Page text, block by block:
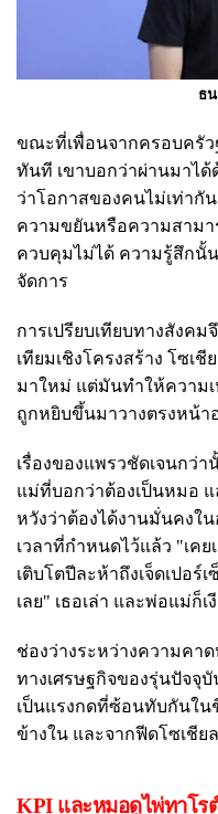
ธ
ขณะที่เพื่อนจากครอบครั
ทันที เขาบอกว่าผ่านมาไ
ว่าโอกาสของคนไม่เท่ากั
ความขยันหรือความสามา
ควบคุมไม่ได้ ความรู้สึกนั้
จัดการ
การเปรียบเทียบทางสังคม
เทียมเชิงโครงสร้าง โซเ
มาใหม่ แต่มันทำให้ความ
ถูกหยิบขึ้นมาวางตรงหน้า
เรื่องของแพรวชัดเจนกว่
แม่ที่บอกว่าต้องเป็นหมอ
หวังว่าต้องได้งานมั่นคงใ
เวลาที่กำหนดไว้แล้ว "เค
เติบโตปีละห้าถึงเจ็ดเปอร์
เลย" เธอเล่า และพ่อแม่ก็
ช่องว่างระหว่างความคา
ทางเศรษฐกิจของรุ่นปัจจุ
เป็นแรงกดที่ซ้อนทับกันใน
ข้างใน และจากฟีดโซเชีย
KPI และหมอดูไพ่ทาโร